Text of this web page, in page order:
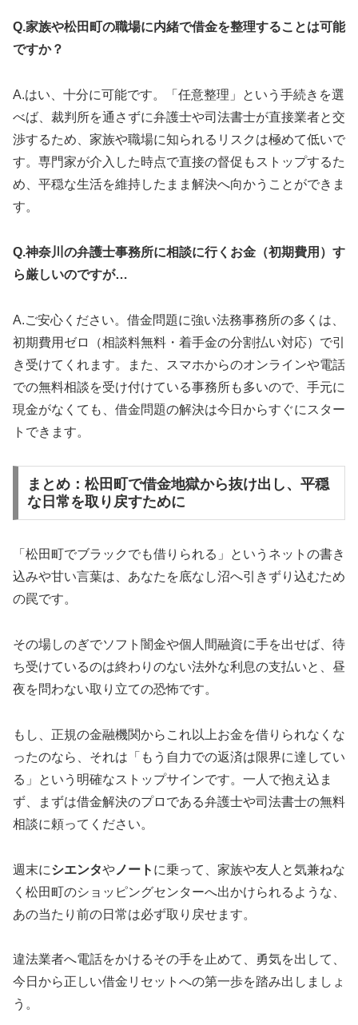
Q.家族や松田町の職場に内緒で借金を整理することは可能
ですか？
A.はい、十分に可能です。「任意整理」という手続きを選
べば、裁判所を通さずに弁護士や司法書士が直接業者と交
渉するため、家族や職場に知られるリスクは極めて低いで
す。専門家が介入した時点で直接の督促もストップするた
め、平穏な生活を維持したまま解決へ向かうことができま
す。
Q.神奈川の弁護士事務所に相談に行くお金（初期費用）す
ら厳しいのですが…
A.ご安心ください。借金問題に強い法務事務所の多くは、
初期費用ゼロ（相談料無料・着手金の分割払い対応）で引
き受けてくれます。また、スマホからのオンラインや電話
での無料相談を受け付けている事務所も多いので、手元に
現金がなくても、借金問題の解決は今日からすぐにスター
トできます。
まとめ：松田町で借金地獄から抜け出し、平穏
な日常を取り戻すために
「松田町でブラックでも借りられる」というネットの書き
込みや甘い言葉は、あなたを底なし沼へ引きずり込むため
の罠です。
その場しのぎでソフト闇金や個人間融資に手を出せば、待
ち受けているのは終わりのない法外な利息の支払いと、昼
夜を問わない取り立ての恐怖です。
もし、正規の金融機関からこれ以上お金を借りられなくな
ったのなら、それは「もう自力での返済は限界に達してい
る」という明確なストップサインです。一人で抱え込ま
ず、まずは借金解決のプロである弁護士や司法書士の無料
相談に頼ってください。
週末にシエンタや ノート に乗って、家族や友人と気兼ねな
く松田町のショッピングセンターへ出かけられるような、
あの当たり前の日常は必ず取り戻せます。
違法業者へ電話をかけるその手を止めて、勇気を出して、
今日から正しい借金リセットへの第一歩を踏み出しましょ
う。